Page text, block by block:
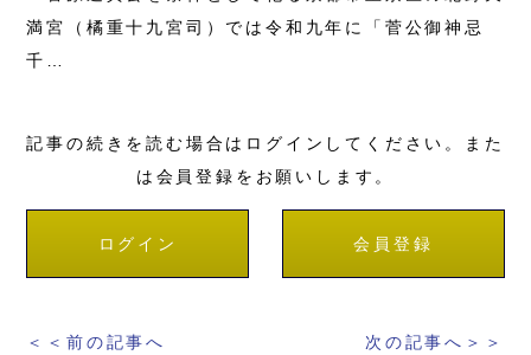
満宮（橘重十九宮司）では令和九年に「菅公御神忌
千…
記事の続きを読む場合はログインしてください。また
は会員登録をお願いします。
ログイン 会員登録
＜＜前の記事へ 次の記事へ＞＞